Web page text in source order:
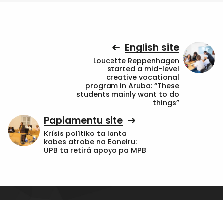
English site
Loucette Reppenhagen
started a mid-level
creative vocational
program in Aruba: “These
students mainly want to do
things”
Papiamentu site
Krísis polítiko ta lanta
kabes atrobe na Boneiru:
UPB ta retirá apoyo pa MPB